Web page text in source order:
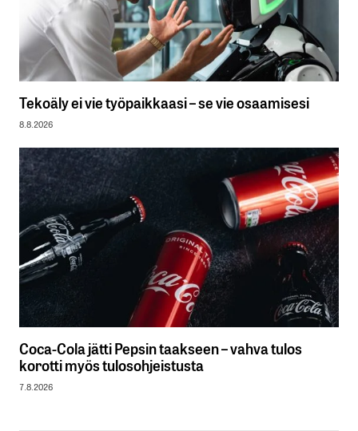
Tekoäly ei vie työpaikkaasi – se vie osaamisesi
8.8.2026
Coca-Cola jätti Pepsin taakseen – vahva tulos
korotti myös tulosohjeistusta
7.8.2026